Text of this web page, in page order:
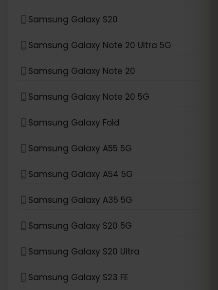
Samsung Galaxy S20
Samsung Galaxy Note 20 Ultra 5G
Samsung Galaxy Note 20
Samsung Galaxy Note 20 5G
Samsung Galaxy Fold
Samsung Galaxy A55 5G
Samsung Galaxy A54 5G
Samsung Galaxy A35 5G
Samsung Galaxy S20 5G
Samsung Galaxy S20 Ultra
Samsung Galaxy S23 FE